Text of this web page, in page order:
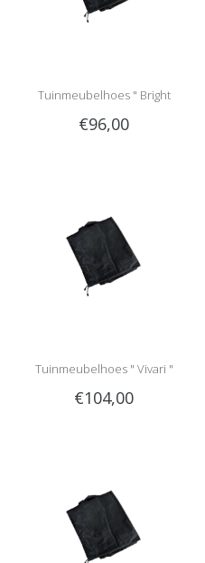
Tuinmeubelhoes " Bright
Sunshine "
€96,00
Tuinmeubelhoes " Vivari "
€104,00